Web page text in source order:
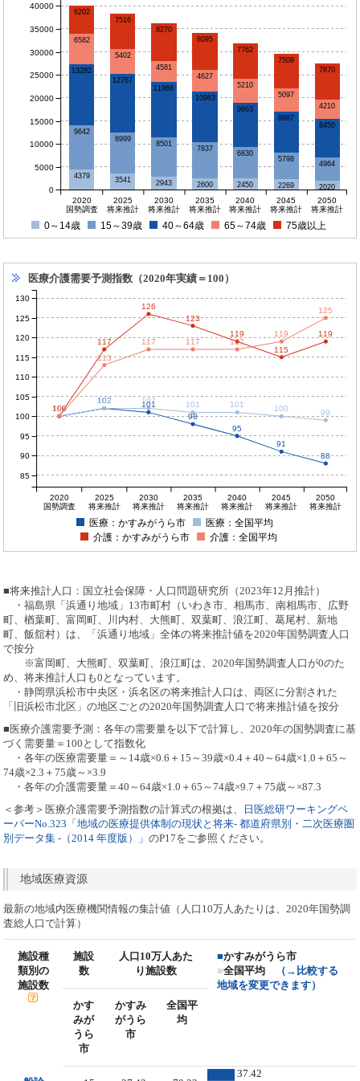
4379 3541 2943 2600 2450 2269 2020
9642
8999
8501
7837
6830
5798
4964
13282
12767
11966
10983
9663
8987
8450
6582
5402
4581
4627
5210
5097
4210
6202
7516
8270
8095
7762
7509
7870
2020
国勢調査
2025
将来推計
2030
将来推計
2035
将来推計
2040
将来推計
2045
将来推計
2050
将来推計
0
5000
10000
15000
20000
25000
30000
35000
40000
0～14歳 15～39歳 40～64歳 65～74歳 75歳以上
医療介護需要予測指数（2020年実績＝100）
100
102
101
98
95
91
88
100
102 102 101 101 100 99
100
117
126
123
119
115
119
100
113
117 117 117
119
125
2020
国勢調査
2025
将来推計
2030
将来推計
2035
将来推計
2040
将来推計
2045
将来推計
2050
将来推計
85
90
95
100
105
110
115
120
125
130
医療：かすみがうら市
医療：全国平均
介護：かすみがうら市
介護：全国平均
■将来推計人口：国立社会保障・人口問題研究所（2023年12月推計）
・福島県「浜通り地域」13市町村（いわき市、相馬市、南相馬市、広野
町、楢葉町、富岡町、川内村、大熊町、双葉町、浪江町、葛尾村、新地
町、飯舘村）は、「浜通り地域」全体の将来推計値を2020年国勢調査人口
で按分
※富岡町、大熊町、双葉町、浪江町は、2020年国勢調査人口が0のた
め、将来推計人口も0となっています。
・静岡県浜松市中央区・浜名区の将来推計人口は、両区に分割された
「旧浜松市北区」の地区ごとの2020年国勢調査人口で将来推計値を按分
■医療介護需要予測：各年の需要量を以下で計算し、2020年の国勢調査に基
づく需要量＝100として指数化
・各年の医療需要量＝～14歳×0.6＋15～39歳×0.4＋40～64歳×1.0＋65～
74歳×2.3＋75歳～×3.9
・各年の介護需要量＝40～64歳×1.0＋65～74歳×9.7＋75歳～×87.3
＜参考＞医療介護需要予測指数の計算式の根拠は、
日医総研ワーキングペ
ーパーNo.323「地域の医療提供体制の現状と将来- 都道府県別・二次医療圏
別データ集 -（2014 年度版）」のP17をご参照ください。
地域医療資源
最新の地域内医療機関情報の集計値（人口10万人あたりは、2020年国勢調
査総人口で計算）
施設種
類別の
施設数
施設
数
人口10万人あた
り施設数
■かすみがうら市
■全国平均
（→比較する
地域を変更できます）
かす
みが
うら
市
かすみ
がうら
市
全国平
均
37.42